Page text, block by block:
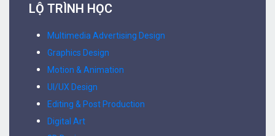
LỘ TRÌNH HỌC
Multimedia Advertising Design
Graphics Design
Motion & Animation
UI/UX Design
Editing & Post Production
Digital Art